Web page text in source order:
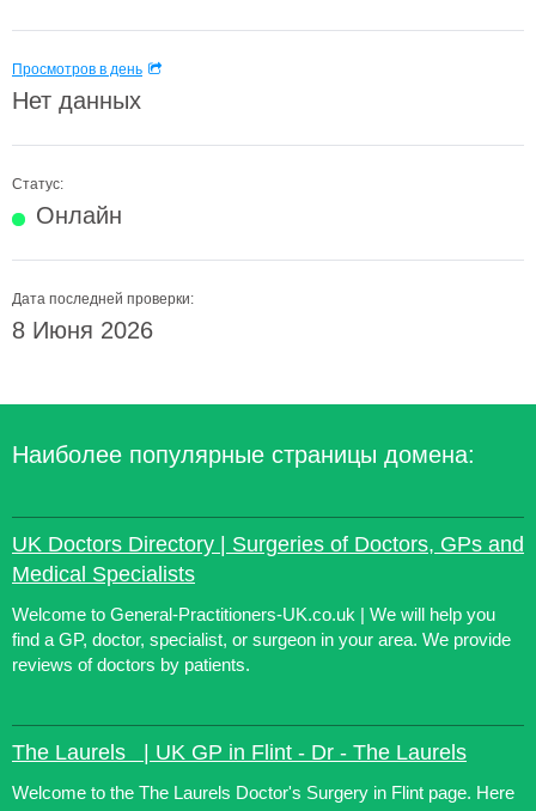
Просмотров в день
Нет данных
Статус:
Онлайн
Дата последней проверки:
8 Июня 2026
Наиболее популярные страницы домена:
UK Doctors Directory | Surgeries of Doctors, GPs and
Medical Specialists
Welcome to General-Practitioners-UK.co.uk | We will help you
find a GP, doctor, specialist, or surgeon in your area. We provide
reviews of doctors by patients.
The Laurels | UK GP in Flint - Dr - The Laurels
Welcome to the The Laurels Doctor's Surgery in Flint page. Here